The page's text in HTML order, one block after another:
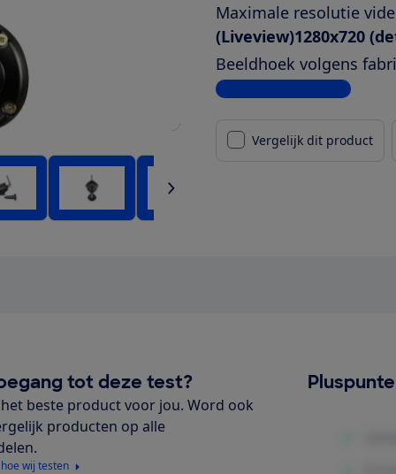
Maximale resolutie
(Liveview)1280x720
Beeldhoek volgens
Bekijk alle specificaties
Vergelijk dit product
tot deze test?
beste product voor jou. Word ook
producten op alle
wij testen